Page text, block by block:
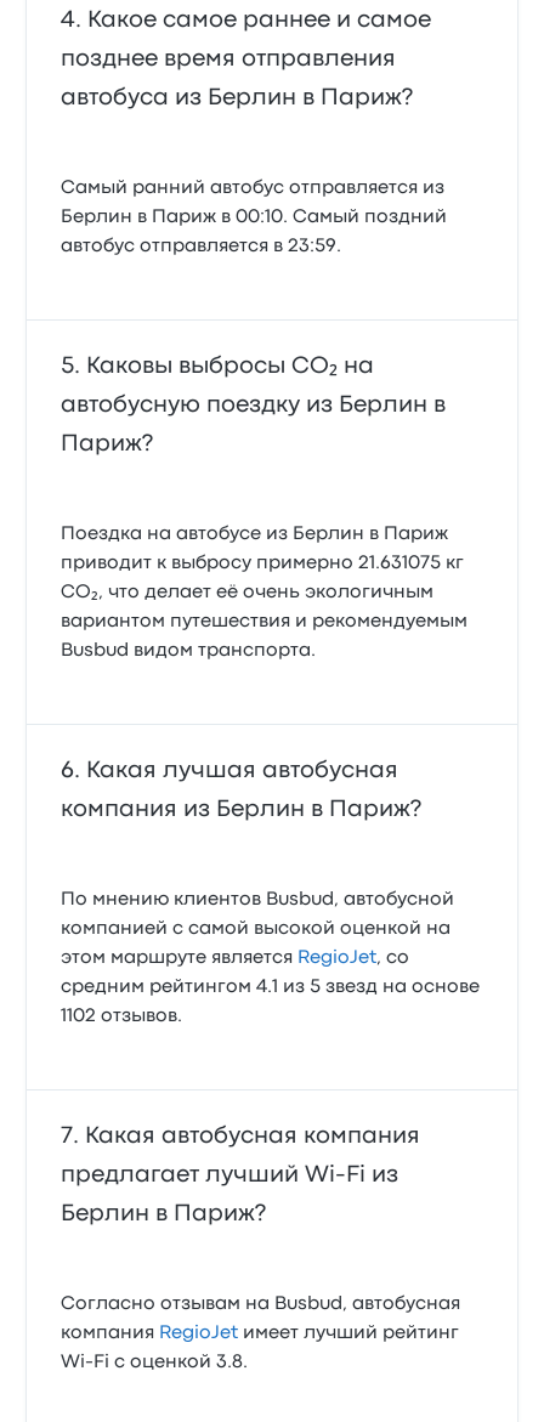
Какое самое раннее и самое
позднее время отправления
автобуса из Берлин в Париж?
Самый ранний автобус отправляется из
Берлин в Париж в 00:10. Самый поздний
автобус отправляется в 23:59.
Каковы выбросы CO₂ на
автобусную поездку из Берлин в
Париж?
Поездка на автобусе из Берлин в Париж
приводит к выбросу примерно 21.631075 кг
CO₂, что делает её очень экологичным
вариантом путешествия и рекомендуемым
Busbud видом транспорта.
Какая лучшая автобусная
компания из Берлин в Париж?
По мнению клиентов Busbud, автобусной
компанией с самой высокой оценкой на
этом маршруте является RegioJet, со
средним рейтингом 4.1 из 5 звезд на основе
1102 отзывов.
Какая автобусная компания
предлагает лучший Wi‑Fi из
Берлин в Париж?
Согласно отзывам на Busbud, автобусная
компания RegioJet имеет лучший рейтинг
Wi‑Fi с оценкой 3.8.